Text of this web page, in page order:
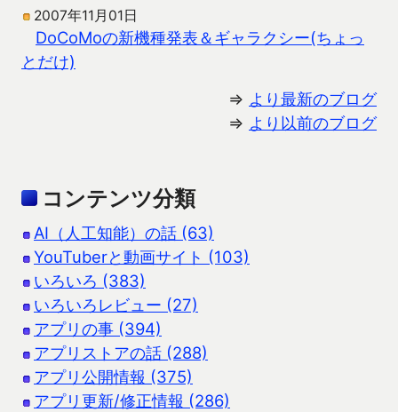
2007年11月01日
DoCoMoの新機種発表＆ギャラクシー(ちょっ
とだけ)
⇒ より最新のブログ
⇒ より以前のブログ
コンテンツ分類
AI（人工知能）の話 (63)
YouTuberと動画サイト (103)
いろいろ (383)
いろいろレビュー (27)
アプリの事 (394)
アプリストアの話 (288)
アプリ公開情報 (375)
アプリ更新/修正情報 (286)